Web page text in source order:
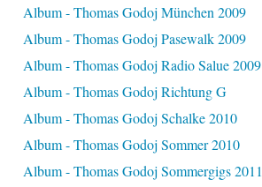
Album - Thomas Godoj München 2009
Album - Thomas Godoj Pasewalk 2009
Album - Thomas Godoj Radio Salue 2009
Album - Thomas Godoj Richtung G
Album - Thomas Godoj Schalke 2010
Album - Thomas Godoj Sommer 2010
Album - Thomas Godoj Sommergigs 2011